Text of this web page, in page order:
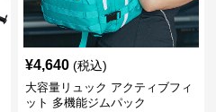
¥4,640 (税込)
大容量リュック アクティブフィ
ット 多機能ジムパック